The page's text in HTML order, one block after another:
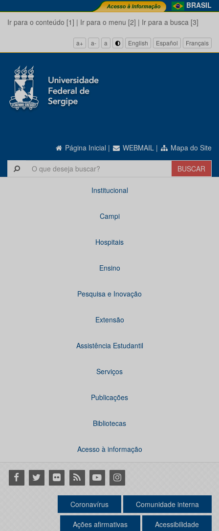
BRASIL
Ir para o conteúdo [1] | Ir para o menu [2] | Ir para a busca [3]
a+ a- a English Español Français
Página Inicial | WEBMAIL | Mapa do Site
Institucional
Campi
Hospitais
Ensino
Pesquisa e Inovação
Extensão
Assistência Estudantil
Serviços
Publicações
Bibliotecas
Acesso à informação
Facebook
Twitter Flickr RSS YoutubeInstagram
Coronavírus Comunidade interna
Ações afirmativas Acessibilidade